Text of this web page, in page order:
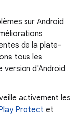
sur Android
de la plate-
tous les
version d'Android
activement les
Protect et